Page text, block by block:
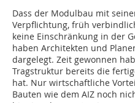
Dass der Modulbau mit
Verpflichtung, früh
keine Einschränkung in der
haben Architekten und
dargelegt. Zeit gewonnen
Tragstruktur bereits die
hat. Nur wirtschaftliche
Bauten wie dem AIZ noch